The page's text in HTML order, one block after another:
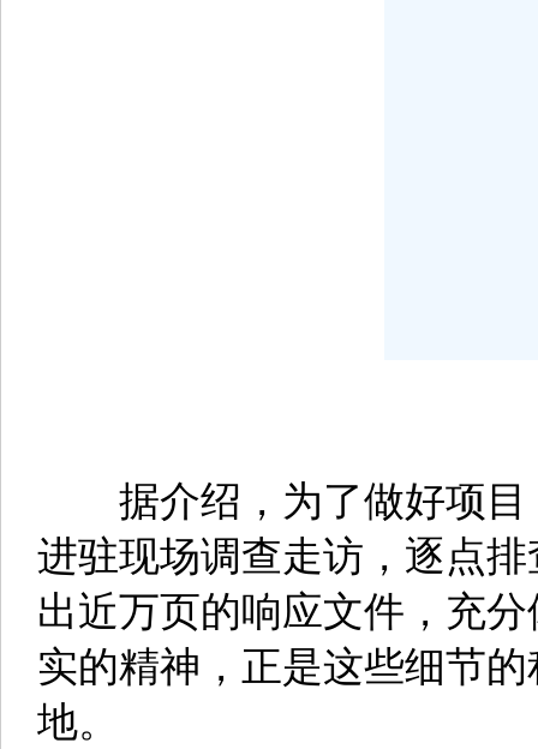
据介绍，为了做好项目
进驻现场调查走访，逐点
出近万页的响应文件，充
实的精神，正是这些细节
地。